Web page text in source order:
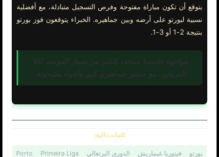
يتوقع أن تكون مباراة مفتوحة وفرص التسجيل متبادلة، مع أفضلية
نسبية لبورتو على أرضه وبين جماهيره. الخبراء يتوقعون فوز بورتو
بنتيجة 2-1 أو 3-1.
مواجهة حاسمة ستحدد الكثير من مسار الموسم لكلا
الفريقين، مع حضور جماهيري كبير وأجواء مشحونة.
كلمات دلالية:
بورتو فيتوريا غيماريش الدوري البرتغالي Primeira Liga
Porto